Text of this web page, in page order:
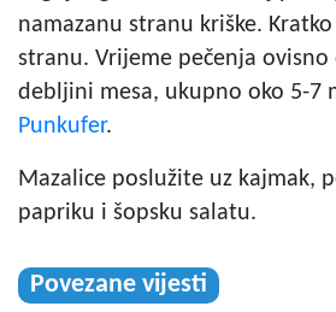
namazanu stranu kriške.
stranu. Vrijeme pečenja
debljini mesa, ukupno oko 5-7
Punkufer.
Mazalice poslužite uz kajmak,
papriku i šopsku salatu.
Povezane vijesti